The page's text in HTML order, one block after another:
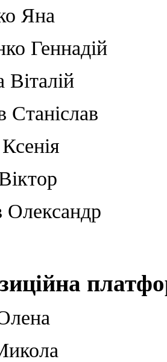
Яна
Геннадій
Віталій
Станіслав
Олександр